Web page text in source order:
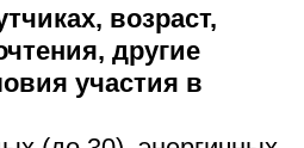
возраст,
другие
участия в